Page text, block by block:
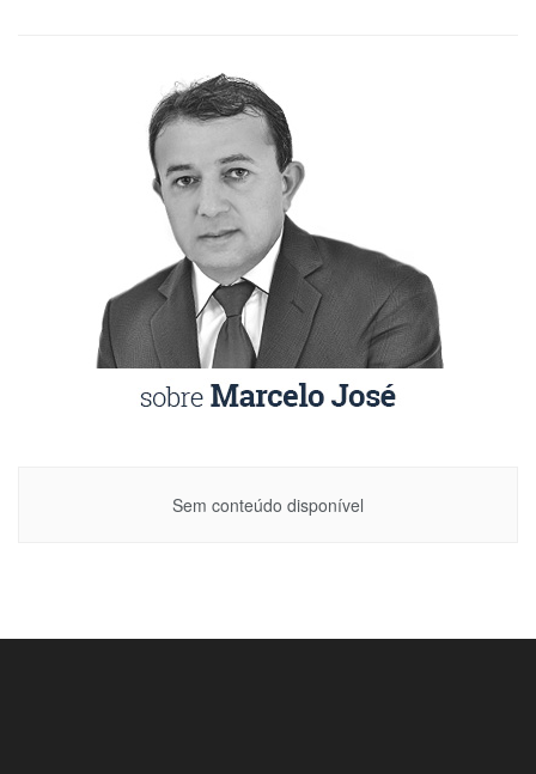
Sem conteúdo disponível